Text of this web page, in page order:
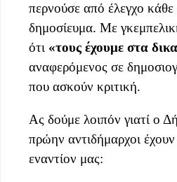
περνούσε από έλεγχο κάθε
δημοσίευμα. Με
ότι «τους έχουμε στα
αναφερόμενος σε
που ασκούν κριτική.
Ας δούμε λοιπόν γιατί ο
πρώην αντιδήμαρχοι
εναντίον μας: